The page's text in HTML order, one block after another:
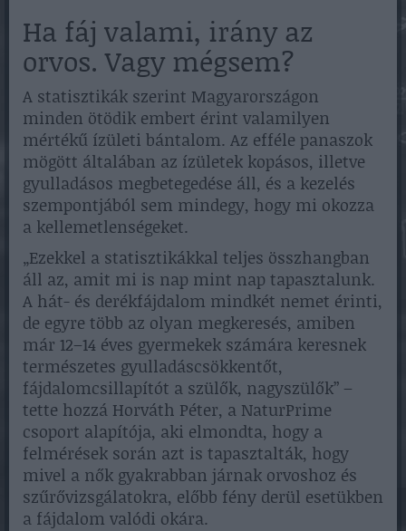
Ha fáj valami, irány az
orvos. Vagy mégsem?
A statisztikák szerint Magyarországon
minden ötödik embert érint valamilyen
mértékű ízületi bántalom. Az efféle panaszok
mögött általában az ízületek kopásos, illetve
gyulladásos megbetegedése áll, és a kezelés
szempontjából sem mindegy, hogy mi okozza
a kellemetlenségeket.
„Ezekkel a statisztikákkal teljes összhangban
áll az, amit mi is nap mint nap tapasztalunk.
A hát- és derékfájdalom mindkét nemet érinti,
de egyre több az olyan megkeresés, amiben
már 12–14 éves gyermekek számára keresnek
természetes gyulladáscsökkentőt,
fájdalomcsillapítót a szülők, nagyszülők” –
tette hozzá Horváth Péter, a NaturPrime
csoport alapítója, aki elmondta, hogy a
felmérések során azt is tapasztalták, hogy
mivel a nők gyakrabban járnak orvoshoz és
szűrővizsgálatokra, előbb fény derül esetükben
a fájdalom valódi okára.